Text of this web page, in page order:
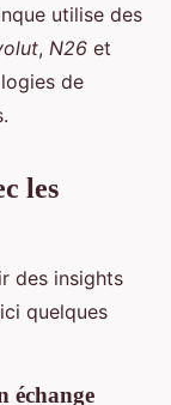
utilise des
, N26 et
de
les
des insights
quelques
échange